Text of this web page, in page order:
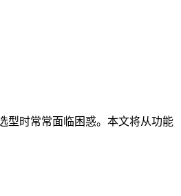
型时常常面临困惑。本文将从功能